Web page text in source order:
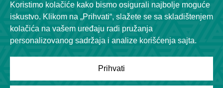
Socials
Koristimo kolačiće kako bismo osigurali najbolje moguće
iskustvo. Klikom na „Prihvati“, slažete se sa skladištenjem
kolačića na vašem uređaju radi pružanja
personalizovanog sadržaja i analize korišćenja sajta.
Prihvati